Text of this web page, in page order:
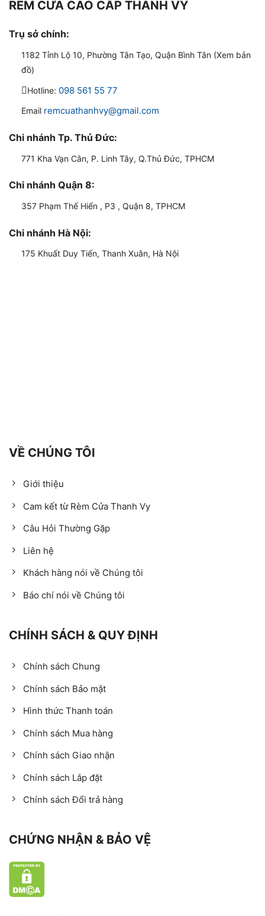
RÈM CỬA CAO CẤP THANH VY
Trụ sở chính:
1182 Tỉnh Lộ 10, Phường Tân Tạo, Quận Bình Tân (Xem bản
đồ)
Hotline: 098 561 55 77
Email remcuathanhvy@gmail.com
Chi nhánh Tp. Thủ Đức:
771 Kha Vạn Cân, P. Linh Tây, Q.Thủ Đức, TPHCM
Chi nhánh Quận 8:
357 Phạm Thế Hiển , P3 , Quận 8, TPHCM
Chi nhánh Hà Nội:
175 Khuất Duy Tiến, Thanh Xuân, Hà Nội
VỀ CHÚNG TÔI
Giới thiệu
Cam kết từ Rèm Cửa Thanh Vy
Câu Hỏi Thường Gặp
Liên hệ
Khách hàng nói về Chúng tôi
Báo chí nói về Chúng tôi
CHÍNH SÁCH & QUY ĐỊNH
Chính sách Chung
Chính sách Bảo mật
Hình thức Thanh toán
Chính sách Mua hàng
Chính sách Giao nhận
Chính sách Lắp đặt
Chính sách Đổi trả hàng
CHỨNG NHẬN & BẢO VỆ